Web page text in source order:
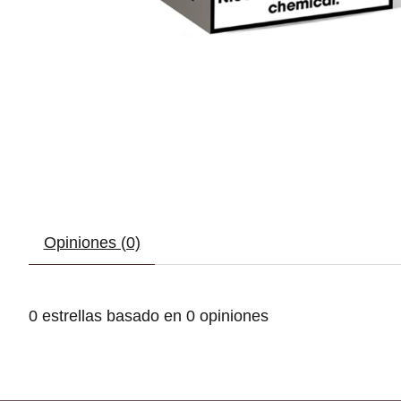
Opiniones (0)
0 estrellas basado en 0 opiniones